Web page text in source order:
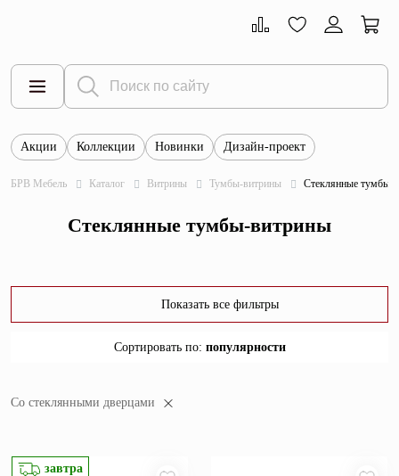
Все товары
Тумбы
Шкафы
Полки
Акции Коллекции Новинки Дизайн-проект
БРВ Мебель Каталог Витрины Тумбы-витрины Стеклянные тумбы-
Стеклянные тумбы-витрины
Показать все фильтры
Сортировать по: популярности
Со стеклянными дверцами
завтра